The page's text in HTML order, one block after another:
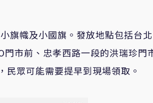
旗幟及小國旗。發放地點包括台
市前、忠孝西路一段的洪瑞珍門
眾可能需要提早到現場領取。